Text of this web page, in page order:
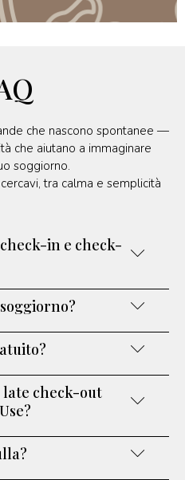
che nascono spontanee —
che aiutano a immaginare
soggiorno.
tra calma e semplicità
in e check-
late check-out